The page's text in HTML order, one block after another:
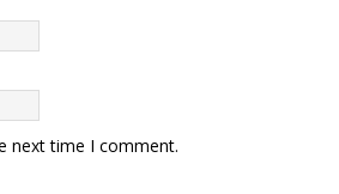
next time I comment.